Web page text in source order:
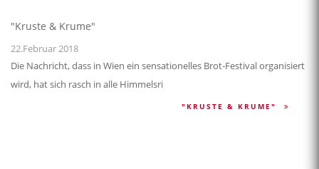
"Kruste & Krume"
22.Februar 2018
Die Nachricht, dass in Wien ein sensationelles Brot-Festival organisiert
wird, hat sich rasch in alle Himmelsri
"KRUSTE & KRUME"